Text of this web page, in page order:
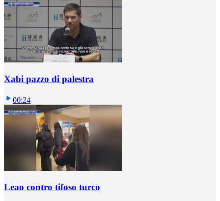
Xabi pazzo di palestra
00:24
Leao contro tifoso turco